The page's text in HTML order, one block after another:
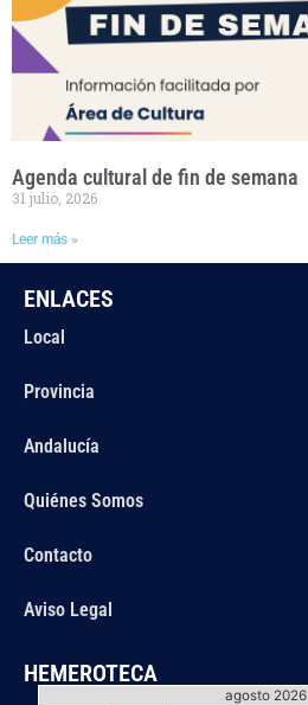
Agenda cultural de fin de semana
31 julio, 2026
Leer más »
ENLACES
Local
Provincia
Andalucía
Quiénes Somos
Contacto
Aviso Legal
HEMEROTECA
agosto 2026